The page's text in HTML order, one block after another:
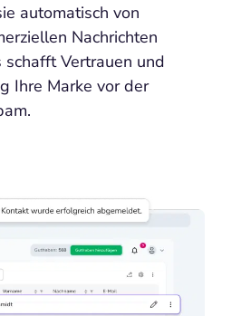
automatisch von
Nachrichten
Vertrauen und
Ihre Marke vor der